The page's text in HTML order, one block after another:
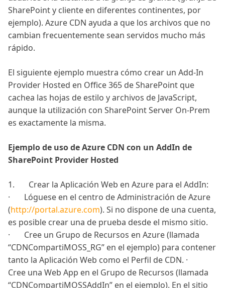
SharePoint y cliente en diferentes continentes, por
ejemplo). Azure CDN ayuda a que los archivos que no
cambian frecuentemente sean servidos mucho más
rápido.
El siguiente ejemplo muestra cómo crear un Add-In
Provider Hosted en Office 365 de SharePoint que
cachea las hojas de estilo y archivos de JavaScript,
aunque la utilización con SharePoint Server On-Prem
es exactamente la misma.
Ejemplo de uso de Azure CDN con un AddIn de
SharePoint Provider Hosted
1. Crear la Aplicación Web en Azure para el AddIn:
· Lóguese en el centro de Administración de Azure
(http://portal.azure.com). Si no dispone de una cuenta,
es posible crear una de prueba desde el mismo sitio.
· Cree un Grupo de Recursos en Azure (llamada
“CDNCompartiMOSS_RG” en el ejemplo) para contener
tanto la Aplicación Web como el Perfil de CDN. ·
Cree una Web App en el Grupo de Recursos (llamada
“CDNCompartiMOSSAddIn” en el ejemplo). En el sitio